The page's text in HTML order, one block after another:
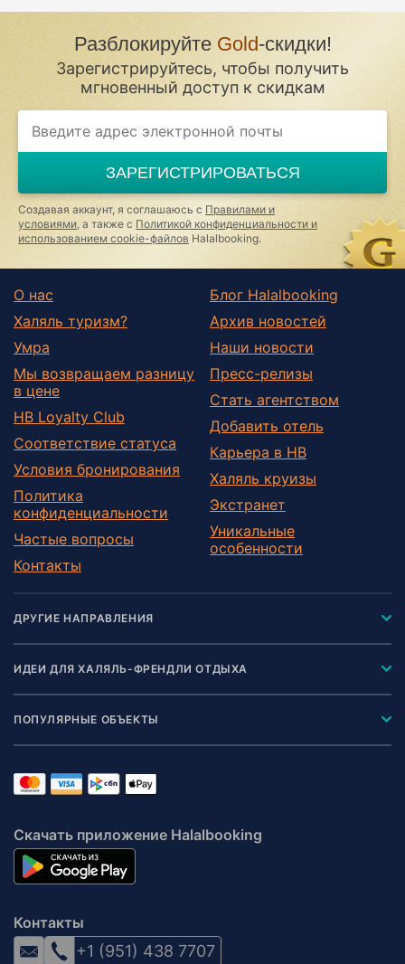
Разблокируйте Gold-скидки!
Зарегистрируйтесь, чтобы получить
мгновенный доступ к скидкам
ЗАРЕГИСТРИРОВАТЬСЯ
Создавая аккаунт, я соглашаюсь с Правилами и
условиями , а также с Политикой конфиденциальности и
использованием cookie-файлов Halalbooking.
О нас
Халяль туризм?
Умра
Мы возвращаем разницу
в цене
HB Loyalty Club
Соответствие статуса
Условия бронирования
Политика
конфиденциальности
Частые вопросы
Контакты
Блог Halalbooking
Архив новостей
Наши новости
Пресс-релизы
Стать агентством
Добавить отель
Карьера в HB
Халяль круизы
Экстранет
Уникальные
особенности
ДРУГИЕ НАПРАВЛЕНИЯ
ИДЕИ ДЛЯ ХАЛЯЛЬ-ФРЕНДЛИ ОТДЫХА
ПОПУЛЯРНЫЕ ОБЪЕКТЫ
Скачать приложение Halalbooking
Контакты
+1 (951) 438 7707